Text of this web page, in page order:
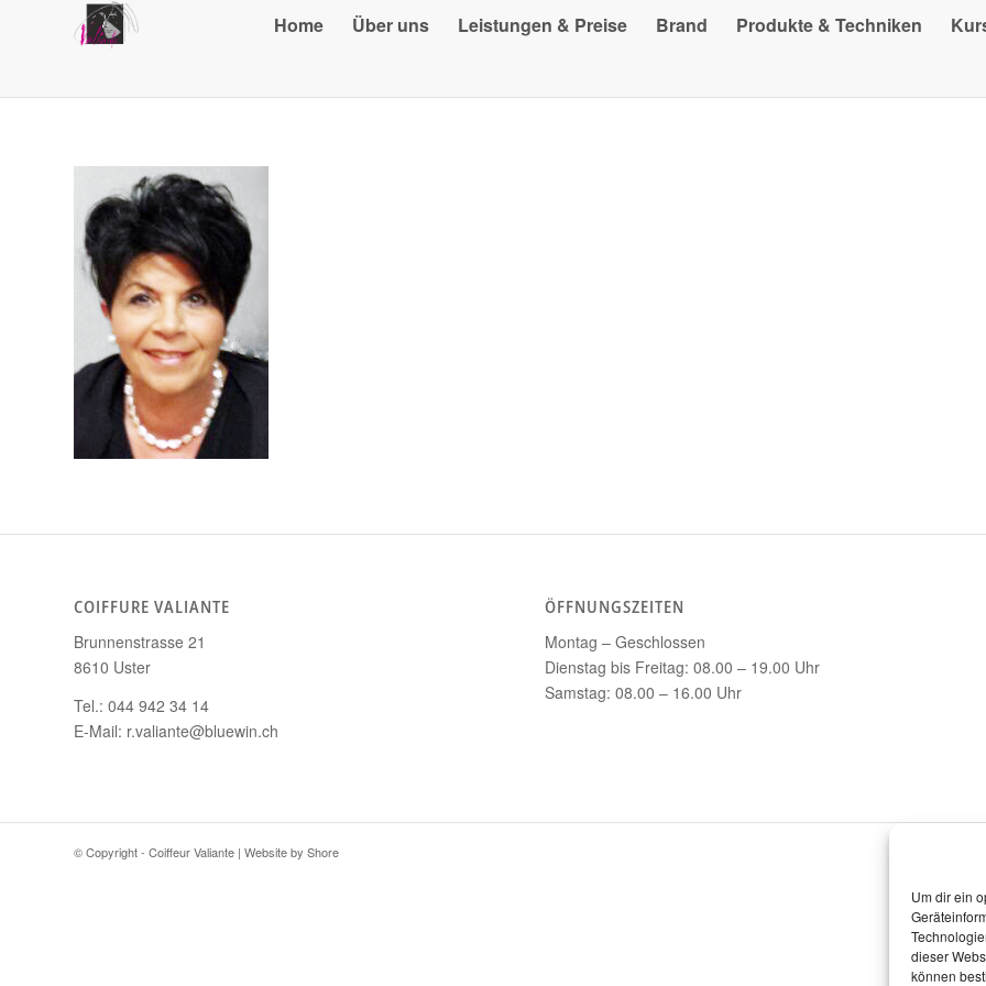
Um dir ein
dieser
können
Home Über uns Leistungen & Preise Brand Produkte & Techniken
COIFFURE VALIANTE
Brunnenstrasse 21
8610 Uster
Tel.: 044 942 34 14
E-Mail: r.valiante@bluewin.ch
ÖFFNUNGSZEITEN
Montag – Geschlossen
Dienstag bis Freitag: 08.00 – 19.00 Uhr
Samstag: 08.00 – 16.00 Uhr
© Copyright - Coiffeur Valiante | Website by Shore